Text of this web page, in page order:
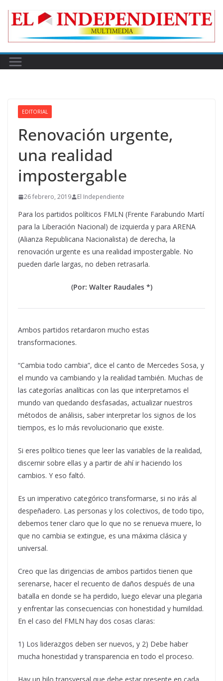
EDITORIAL
Renovación urgente,
una realidad
impostergable
26 febrero, 2019 El Independiente
Para los partidos políticos FMLN (Frente Farabundo Martí
para la Liberación Nacional) de izquierda y para ARENA
(Alianza Republicana Nacionalista) de derecha, la
renovación urgente es una realidad impostergable. No
pueden darle largas, no deben retrasarla.
(Por: Walter Raudales *)
Ambos partidos retardaron mucho estas
transformaciones.
“Cambia todo cambia”, dice el canto de Mercedes Sosa, y
el mundo va cambiando y la realidad también. Muchas de
las categorías analíticas con las que interpretamos el
mundo van quedando desfasadas, actualizar nuestros
métodos de análisis, saber interpretar los signos de los
tiempos, es lo más revolucionario que existe.
Si eres político tienes que leer las variables de la realidad,
discernir sobre ellas y a partir de ahí ir haciendo los
cambios. Y eso faltó.
Es un imperativo categórico transformarse, si no irás al
despeñadero. Las personas y los colectivos, de todo tipo,
debemos tener claro que lo que no se renueva muere, lo
que no cambia se extingue, es una máxima clásica y
universal.
Creo que las dirigencias de ambos partidos tienen que
serenarse, hacer el recuento de daños después de una
batalla en donde se ha perdido, luego elevar una plegaria
y enfrentar las consecuencias con honestidad y humildad.
En el caso del FMLN hay dos cosas claras:
1) Los liderazgos deben ser nuevos, y 2) Debe haber
mucha honestidad y transparencia en todo el proceso.